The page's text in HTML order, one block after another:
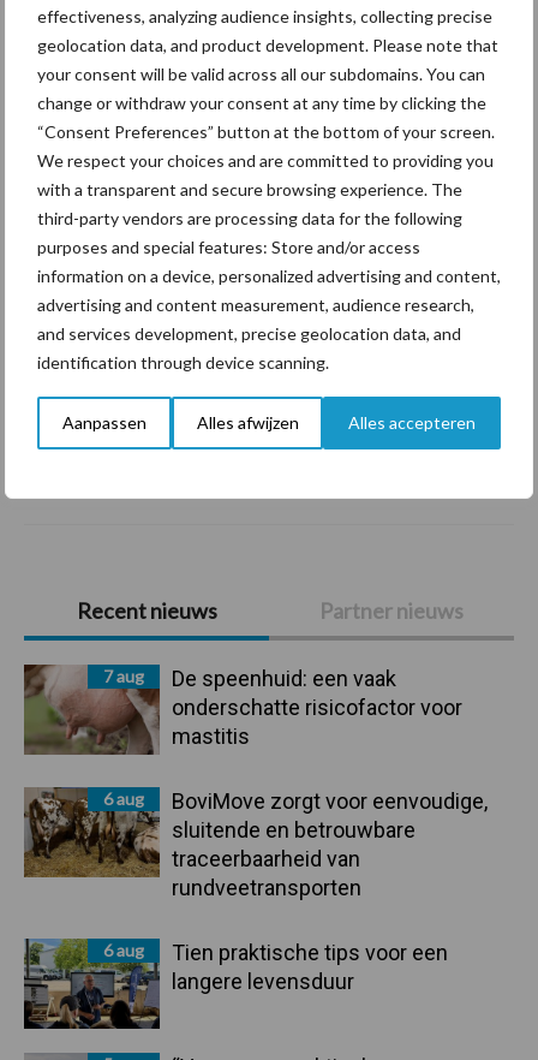
effectiveness, analyzing audience insights, collecting precise
geolocation data, and product development. Please note that
your consent will be valid across all our subdomains. You can
change or withdraw your consent at any time by clicking the
“Consent Preferences” button at the bottom of your screen.
We respect your choices and are committed to providing you
with a transparent and secure browsing experience. The
third-party vendors are processing data for the following
purposes and special features: Store and/or access
information on a device, personalized advertising and content,
advertising and content measurement, audience research,
and services development, precise geolocation data, and
identification through device scanning.
Aanpassen Alles afwijzen Alles accepteren
Primaire
Sidebar
Recent nieuws Partner nieuws
7 aug
De speenhuid: een vaak
onderschatte risicofactor voor
mastitis
6 aug
BoviMove zorgt voor eenvoudige,
sluitende en betrouwbare
traceerbaarheid van
rundveetransporten
6 aug
Tien praktische tips voor een
langere levensduur
bedrijfsnieuws
Lagere zuivelprijzen
drukken resultaat
FrieslandCampina in eerste
halfjaar 2026
Royal A-ware en Grupo TGT
kondigen voorgenomen
fusie aan
Boerderijbezoeken voor
schoolklassen krijgen
opnieuw steun in